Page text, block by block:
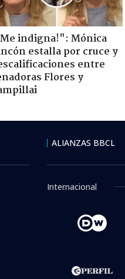
indigna!": Mónica
estalla por cruce y
entre
Flores y
ALIANZAS BBCL
Internacional